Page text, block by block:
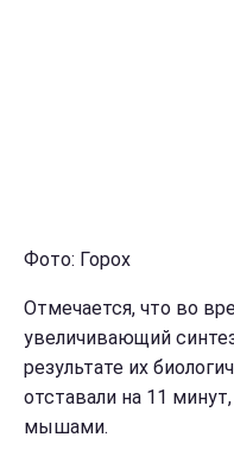
Фото: Горох
Отмечается, что во
увеличивающий
результате их
отставали на 11
мышами.